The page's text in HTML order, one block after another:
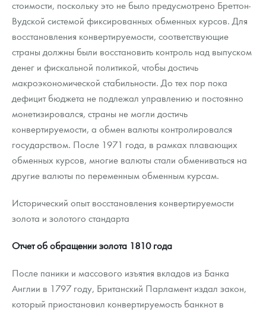
стоимости, поскольку это не было предусмотрено Бреттон-
Вудской системой фиксированных обменных курсов. Для
восстановления конвертируемости, соответствующие
страны должны были восстановить контроль над выпуском
денег и фискальной политикой, чтобы достичь
макроэкономической стабильности. До тех пор пока
дефицит бюджета не подлежал управлению и постоянно
монетизировался, страны не могли достичь
конвертируемости, а обмен валюты контролировался
государством. После 1971 года, в рамках плавающих
обменных курсов, многие валюты стали обмениваться на
другие валюты по переменным обменным курсам.
Исторический опыт восстановления конвертируемости
золота и золотого стандарта
Отчет об обращении золота 1810 года
После паники и массового изъятия вкладов из Банка
Англии в 1797 году, Британский Парламент издал закон,
который приостановил конвертируемость банкнот в